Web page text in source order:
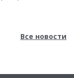
Все новости